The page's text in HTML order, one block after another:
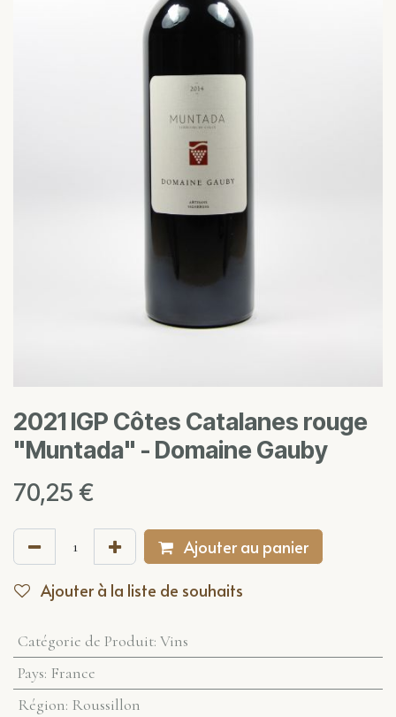
2021 IGP Côtes Catalanes rouge
"Muntada" - Domaine Gauby
70,25 €
Ajouter au panier
Ajouter à la liste de souhaits
Catégorie de Produit: Vins
Pays: France
Région: Roussillon